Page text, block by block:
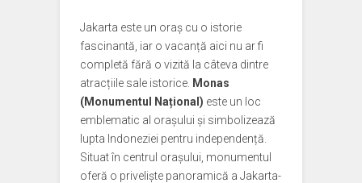
Jakarta este un oraș cu o istorie
fascinantă, iar o vacanță aici nu ar fi
completă fără o vizită la câteva dintre
atracțiile sale istorice. Monas
(Monumentul Național) este un loc
emblematic al orașului și simbolizează
lupta Indoneziei pentru independență.
Situat în centrul orașului, monumentul
oferă o priveliște panoramică a Jakarta-